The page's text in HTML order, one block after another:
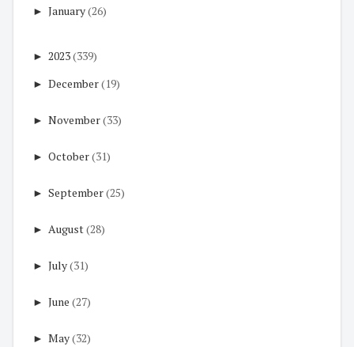
► January(26)
► 2023(339)
► December(19)
► November(33)
► October(31)
► September(25)
► August(28)
► July(31)
► June (27)
► May(32)